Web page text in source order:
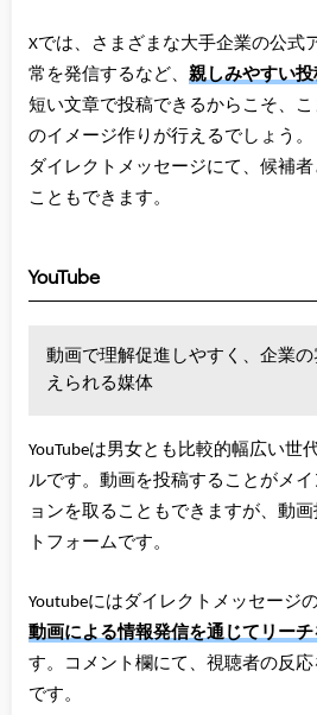
Xでは、さまざまな大手企業の公式
常を発信するなど、 親しみやすい投
短い文章で投稿できるからこそ、
のイメージ作りが行えるでしょう。
ダイレクトメッセージにて、候補
こともできます。
YouTube
動画で理解促進しやすく、企業
えられる媒体
YouTubeは男女とも比較的幅広い世
ルです。動画を投稿することがメ
ョンを取ることもできますが、動
トフォームです。
Youtubeにはダイレクトメッセージ
動画による情報発信を通じてリー
す。コメント欄にて、視聴者の反
です。